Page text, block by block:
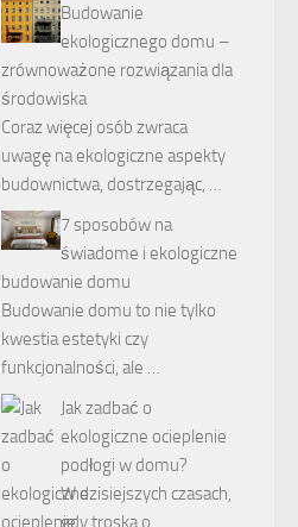
Budowanie
ekologicznego domu –
zrównoważone rozwiązania dla
środowiska
Coraz więcej osób zwraca
uwagę na ekologiczne aspekty
budownictwa, dostrzegając, …
7 sposobów na
świadome i ekologiczne
budowanie domu
Budowanie domu to nie tylko
kwestia estetyki czy
funkcjonalności, ale …
Jak zadbać o
ekologiczne ocieplenie
podłogi w domu?
W dzisiejszych czasach,
gdy troska o